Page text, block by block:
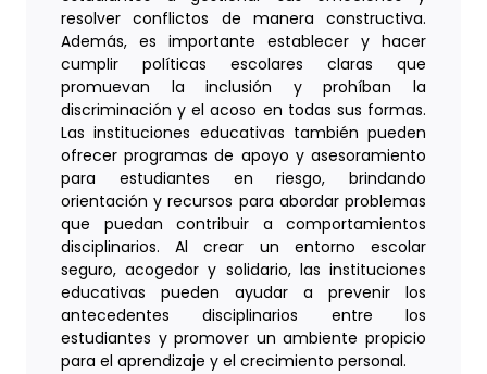
resolver conflictos de manera constructiva.
Además, es importante establecer y hacer
cumplir políticas escolares claras que
promuevan la inclusión y prohíban la
discriminación y el acoso en todas sus formas.
Las instituciones educativas también pueden
ofrecer programas de apoyo y asesoramiento
para estudiantes en riesgo, brindando
orientación y recursos para abordar problemas
que puedan contribuir a comportamientos
disciplinarios. Al crear un entorno escolar
seguro, acogedor y solidario, las instituciones
educativas pueden ayudar a prevenir los
antecedentes disciplinarios entre los
estudiantes y promover un ambiente propicio
para el aprendizaje y el crecimiento personal.